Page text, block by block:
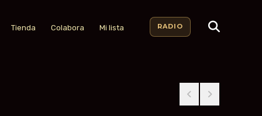
Tienda Colabora Mi lista RADIO